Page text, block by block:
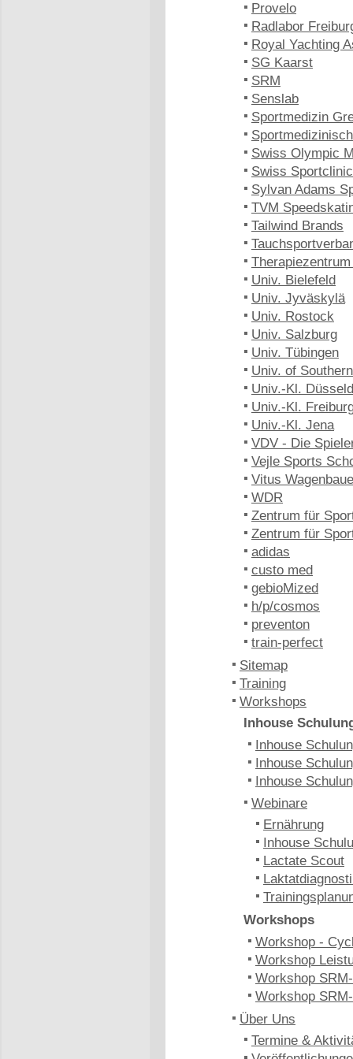
Provelo
Radlabor
Royal Yachting
SG Kaarst
SRM
Senslab
Sportmedizin
Swiss Olympic
Swiss Sportclinic
Sylvan Adams
TVM
Tailwind Brands
Univ. Bielefeld
Univ. Jyväskylä
Univ. Rostock
Univ. Salzburg
Univ. Tübingen
Univ. of
Univ.-Kl.
Univ.-Kl.
Univ.-Kl. Jena
VDV - Die
Vejle Sports
Vitus
WDR
Zentrum für
Zentrum für
adidas
custo med
gebioMized
h/p/cosmos
preventon
train-perfect
Sitemap
Training
Workshops
Inhouse
Inhouse
Inhouse
Inhouse
Webinare
Ernährung
Inhouse
Lactate Scout
Workshops
Workshop -
Workshop
Workshop
Workshop
Über Uns
Termine &